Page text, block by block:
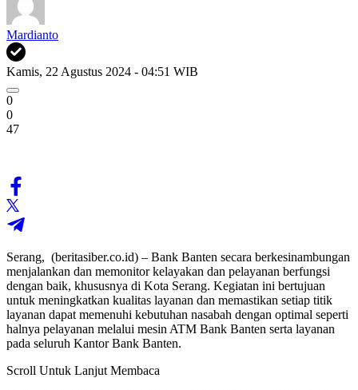
Mardianto
Kamis, 22 Agustus 2024 - 04:51 WIB
0
0
47
Serang, (beritasiber.co.id) – Bank Banten secara berkesinambungan
menjalankan dan memonitor kelayakan dan pelayanan berfungsi
dengan baik, khususnya di Kota Serang. Kegiatan ini bertujuan
untuk meningkatkan kualitas layanan dan memastikan setiap titik
layanan dapat memenuhi kebutuhan nasabah dengan optimal seperti
halnya pelayanan melalui mesin ATM Bank Banten serta layanan
pada seluruh Kantor Bank Banten.
Scroll Untuk Lanjut Membaca